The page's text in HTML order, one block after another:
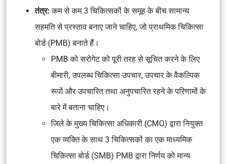
तंत्र: कम से कम 3 चिकित्सकों के समूह के बीच सामान्य
सहमति से प्रस्ताव बनाए जाने चाहिए, जो प्राथमिक चिकित्सा
बोर्ड (PMB) बनाते हैं।
PMB को सरोगेट को पूरी तरह से सूचित करने के लिए
बीमारी, उपलब्ध चिकित्सा उपचार, उपचार के वैकल्पिक
रूपों और उपचारित तथा अनुपचारित रहने के परिणामों के
बारे में बताना चाहिए।
जिले के मुख्य चिकित्सा अधिकारी (CMO) द्वारा नियुक्त
एक व्यक्ति के साथ 3 चिकित्सकों का एक माध्यमिक
चिकित्सा बोर्ड (SMB) PMB द्वारा निर्णय को मान्य